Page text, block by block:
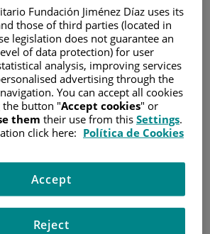
Máster en Genética y
Biología Celular.
Impartido por la
Universidad Autónoma
de Madrid (UAM);
Universidad
Complutense de Madrid
(UCM) y Universidad
Molecular por la Universidad
Tesis Doctoral titulada: "Abordaje de
genéticos fetales en sangre
Fundación Jiménez Díaz uses its
those of third parties (located in
legislation does not guarantee an
of data protection) for user
analysis, improving services
advertising through the
You can accept all cookies
the button "Accept cookies" or
them their use from this Settings.
click here: Política de Cookies
Reject
Accept